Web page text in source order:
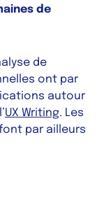
de
de
ont par
autour
UX Writing. Les
par ailleurs